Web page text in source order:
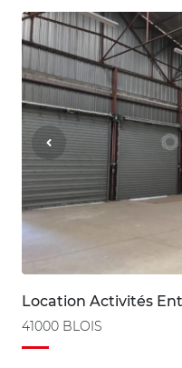
Location Activités
41000 BLOIS